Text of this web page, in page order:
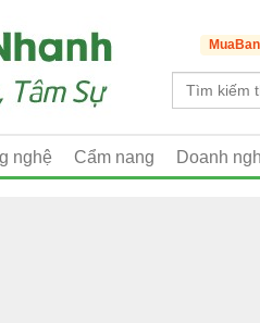
nghệ Cẩm nang Doanh